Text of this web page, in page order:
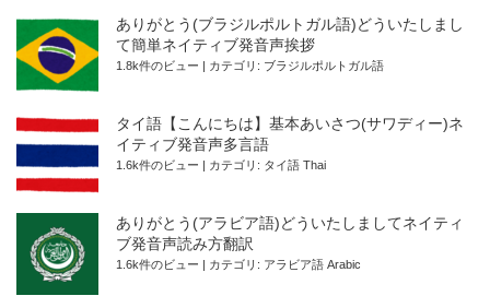
ありがとう(ブラジルポルトガル語)どういたしまし
て簡単ネイティブ発音声挨拶
1.8k件のビュー カテゴリ: ブラジルポルトガル語
タイ語【こんにちは】基本あいさつ(サワディー)ネ
イティブ発音声多言語
1.6k件のビュー カテゴリ: タイ語 Thai
ありがとう(アラビア語)どういたしましてネイティ
ブ発音声読み方翻訳
1.6k件のビュー カテゴリ: アラビア語 Arabic